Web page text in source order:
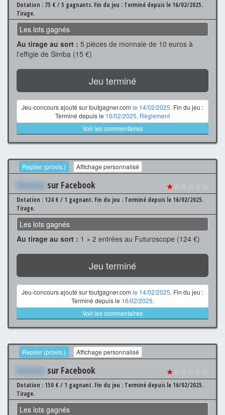
Dotation : 75 € / 5 gagnants. Fin du jeu : Terminé depuis le 16/02/2025.
Tirage.
Les lots gagnés
Au tirage au sort : 5 pièces de monnaie de 10 euros à
l'effigie de Simba (15 €)
Jeu terminé
Jeu-concours ajouté sur toutgagner.com le 14/02/2025. Fin du jeu :
Terminé depuis le 16/02/2025. Règlement
Voir les commentaires
Replier (provis.) Affichage personnalisé
Xxxxxxx sur Facebook ★☆☆☆☆☆
Dotation : 124 € / 1 gagnant. Fin du jeu : Terminé depuis le 16/02/2025.
Tirage.
Les lots gagnés
Au tirage au sort : 1 × 2 entrées au Futuroscope (124 €)
Jeu terminé
Jeu-concours ajouté sur toutgagner.com le 14/02/2025. Fin du jeu :
Terminé depuis le 16/02/2025.
Voir les commentaires
Replier (provis.) Affichage personnalisé
Xxxxxxx sur Facebook ★☆☆☆☆☆
Dotation : 150 € / 1 gagnant. Fin du jeu : Terminé depuis le 16/02/2025.
Tirage.
Les lots gagnés